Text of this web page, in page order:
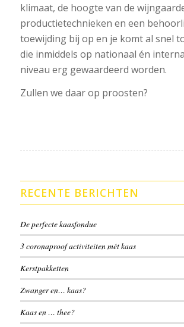
klimaat, de hoogte van de
productietechnieken en een
toewijding bij op en je komt al snel
die inmiddels op nationaal én
niveau erg gewaardeerd worden.
Zullen we daar op proosten?
RECENTE BERICHTEN
De perfecte kaasfondue
3 coronaproof activiteiten mét kaas
Kerstpakketten
Zwanger en… kaas?
Kaas en … thee?